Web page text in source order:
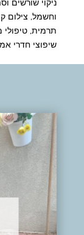
ניקוי שורשים
וחשמל, צילום
תרמית, טיפולי
שיפוצי חדרי